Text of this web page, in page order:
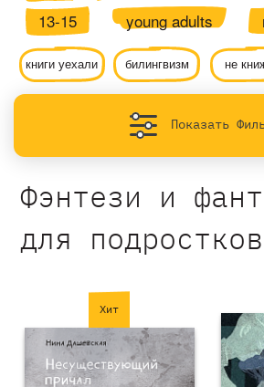
13-15
young adults
книги уехали билингвизм не
Показать
Фэнтези и
для подростков
Хит